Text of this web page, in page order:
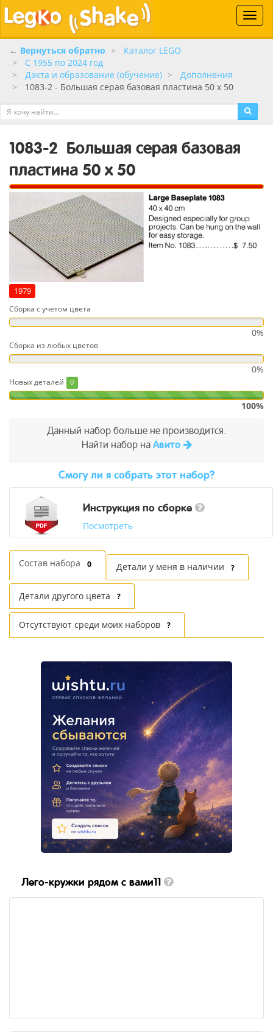
Toggle
← Вернуться обратно
Каталог LEGO
C 1955 по 2024 год
Дакта и образование (обучение)
Дополнения
1083-2 - Большая серая базовая пластина 50 x 50
1083-2 Большая серая базовая
пластина 50 x 50
1979
Сборка с учетом цвета
0%
Сборка из любых цветов
0%
Новых деталей 0
100%
Данный набор больше не производится.
Найти набор на Авито
Cмогу ли я собрать этот набор?
Инструкция по сборке
Посмотреть
Состав набора 0 Детали у меня в наличии ?
Детали другого цвета ?
Отсутствуют среди моих наборов ?
Лего-кружки рядом с вами11